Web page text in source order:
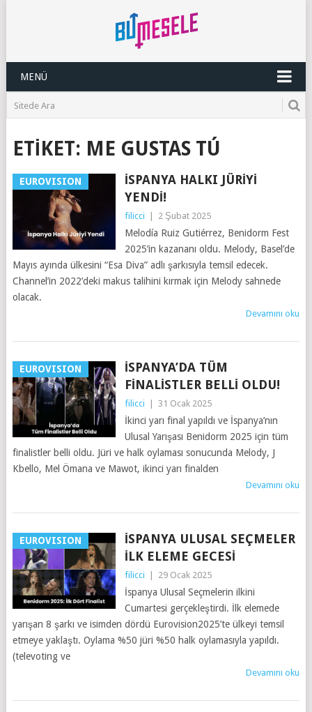
MENÜ
ETIKET: ME GUSTAS TÚ
EUROVISION
İSPANYA HALKI JÜRIYI
YENDI!
filicci 2 Şubat 2025
Melodía Ruiz Gutiérrez, Benidorm Fest
2025’in kazananı oldu. Melody, Basel’de
Mayıs ayında ülkesini “Esa Diva” adlı şarkısıyla temsil edecek.
Channel’in 2022’deki makus talihini kırmak için Melody sahnede
olacak.
Devamını oku
EUROVISION
İSPANYA’DA TÜM
FINALISTLER BELLI OLDU!
filicci 31 Ocak 2025
İkinci yarı final yapıldı ve İspanya’nın
Ulusal Yarışası Benidorm 2025 için tüm
finalistler belli oldu. Jüri ve halk oylaması sonucunda Melody, J
Kbello, Mel Ömana ve Mawot, ikinci yarı finalden
Devamını oku
EUROVISION
İSPANYA ULUSAL SEÇMELER
İLK ELEME GECESI
filicci 29 Ocak 2025
İspanya Ulusal Seçmelerin ilkini
Cumartesi gerçekleştirdi. İlk elemede
yarışan 8 şarkı ve isimden dördü Eurovision2025’te ülkeyi temsil
etmeye yaklaştı. Oylama %50 jüri %50 halk oylamasıyla yapıldı.
(televoting ve
Devamını oku